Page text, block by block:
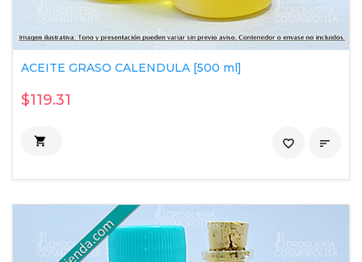
ACEITE GRASO CALENDULA [500 ml]
$119.31
 
favorite_border